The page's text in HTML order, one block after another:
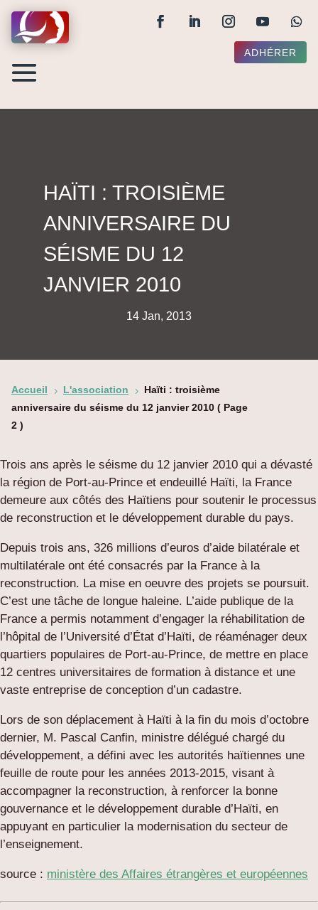
ADHÉRER
HAÏTI : TROISIÈME
ANNIVERSAIRE DU
SÉISME DU 12
JANVIER 2010
14 Jan, 2013
Accueil 5 L'association 5
Haïti : troisième
anniversaire du séisme du 12 janvier 2010 ( Page
2 )
Trois ans après le séisme du 12 janvier 2010 qui a dévasté
la région de Port-au-Prince et endeuillé Haïti, la France
demeure aux côtés des Haïtiens pour soutenir le processus
de reconstruction et le développement durable du pays.
Depuis trois ans, 326 millions d’euros d’aide bilatérale et
multilatérale ont été consacrés par la France à la
reconstruction. La mise en oeuvre des projets se poursuit.
C’est une tâche de longue haleine. L’aide publique de la
France a permis notamment d’engager la réhabilitation de
l’hôpital de l’Université d’État d’Haïti, de réaménager deux
quartiers populaires de Port-au-Prince, de mettre en place
12 centres universitaires de formation à distance et une
vaste entreprise de conception d’un cadastre.
Lors de son déplacement à Haïti à la fin du mois d’octobre
dernier, M. Pascal Canfin, ministre délégué chargé du
développement, a défini avec les autorités haïtiennes une
feuille de route pour les années 2013-2015, visant à
accompagner la reconstruction, à renforcer la bonne
gouvernance et le développement durable d’Haïti, en
appuyant en particulier la modernisation du secteur de
l’enseignement.
source : ministère des Affaires étrangères et européennes